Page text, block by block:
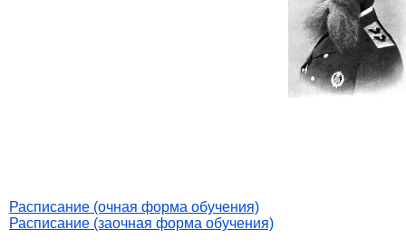
Расписание (очная форма обучения)
Расписание (заочная форма обучения)